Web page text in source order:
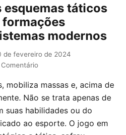
esquemas táticos
modernos
de fevereiro de 2024
mobiliza massas e, acima de
Não se trata apenas de
suas habilidades ou do
ao esporte. O jogo em